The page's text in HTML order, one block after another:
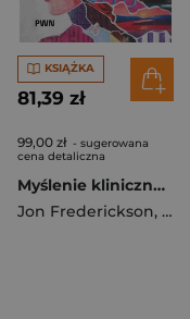
KSIĄŻKA
81,39 zł
99,00 zł - sugerowana
cena detaliczna
Myślenie kliniczne w psychoterapii. Czym jest, czemu służy oraz dlaczego i jak go nauczamy
Jon Frederickson,